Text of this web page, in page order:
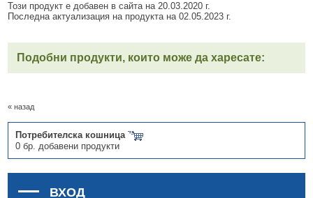
Този продукт е добавен в сайта на 20.03.2020 г.
Последна актуализация на продукта на 02.05.2023 г.
Подобни продукти, които може да харесате:
« назад
Потребителска кошница
0 бр. добавени продукти
ВХОД